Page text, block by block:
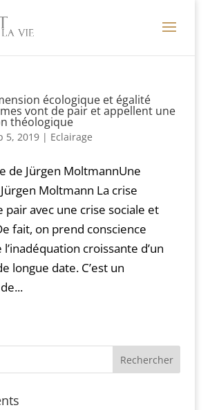
écologique et égalité
vont de pair et appellent une
théologique
5, 2019| Eclairage
de Jürgen MoltmannUne
Moltmann La crise
pair avec une crise sociale et
fait, on prend conscience
l’inadéquation croissante d’un
longue date. C’est un